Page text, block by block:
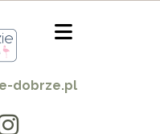
dobrze.pl